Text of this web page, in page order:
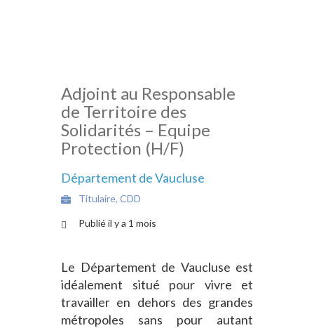
Adjoint au Responsable
de Territoire des
Solidarités – Equipe
Protection (H/F)
Département de Vaucluse
Titulaire, CDD
Publié il y a 1 mois
Le Département de Vaucluse est
idéalement situé pour vivre et
travailler en dehors des grandes
métropoles sans pour autant